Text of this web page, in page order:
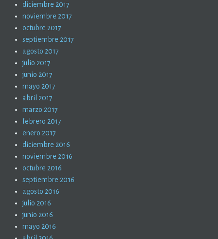
diciembre 2017
noviembre 2017
octubre 2017
septiembre 2017
agosto 2017
julio 2017
junio 2017
mayo 2017
abril 2017
marzo 2017
febrero 2017
enero 2017
diciembre 2016
noviembre 2016
octubre 2016
septiembre 2016
agosto 2016
julio 2016
junio 2016
mayo 2016